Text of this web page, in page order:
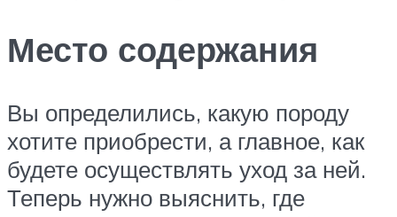
Место содержания
Вы определились, какую породу
хотите приобрести, а главное, как
будете осуществлять уход за ней.
Теперь нужно выяснить, где